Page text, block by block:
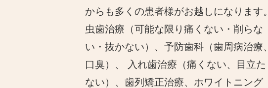
からも多くの患者様がお越しになります。
虫歯治療（可能な限り痛くない・削らな
い・抜かない）、予防歯科（歯周病治療、
口臭）、 入れ歯治療（痛くない、目立た
ない）、歯列矯正治療、ホワイトニング